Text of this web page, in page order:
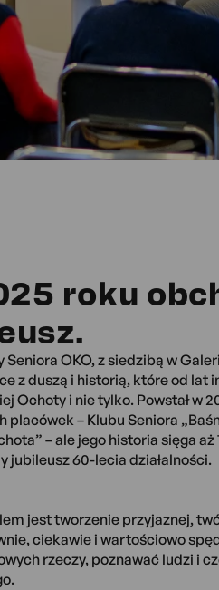
roku
Seniora OKO, z siedzibą w
z duszą i historią, które od lat
Ochoty i nie tylko. Powstał w
placówek – Klubu Seniora
– ale jego historia sięga aż
jubileusz 60-lecia działalności.
jest tworzenie przyjaznej,
ciekawie i wartościowo
rzeczy, poznawać ludzi i